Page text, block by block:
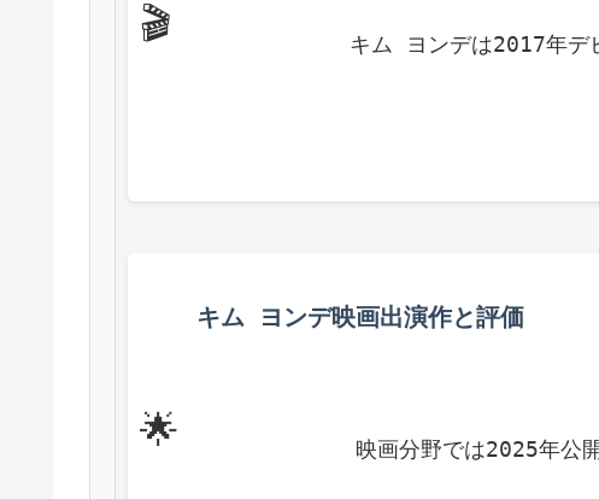
🎬
キム ヨンデは2017年デビ
🌟
キム ヨンデ映画出演作と評価
映画分野では2025年公開